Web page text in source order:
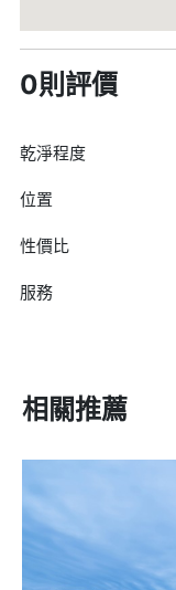
0則評價
乾淨程度
位置
性價比
服務
相關推薦